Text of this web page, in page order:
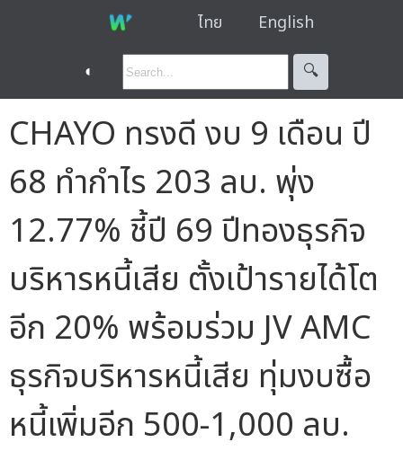
ไทย English
◐ 🔍︎
CHAYO ทรงดี งบ 9 เดือน ปี
68 ทำกำไร 203 ลบ. พุ่ง
12.77% ชี้ปี 69 ปีทองธุรกิจ
บริหารหนี้เสีย ตั้งเป้ารายได้โต
อีก 20% พร้อมร่วม JV AMC
ธุรกิจบริหารหนี้เสีย ทุ่มงบซื้อ
หนี้เพิ่มอีก 500-1,000 ลบ.